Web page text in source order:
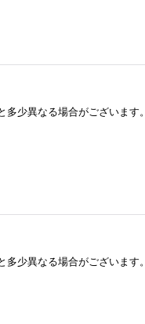
少異なる場合がございます。
少異なる場合がございます。